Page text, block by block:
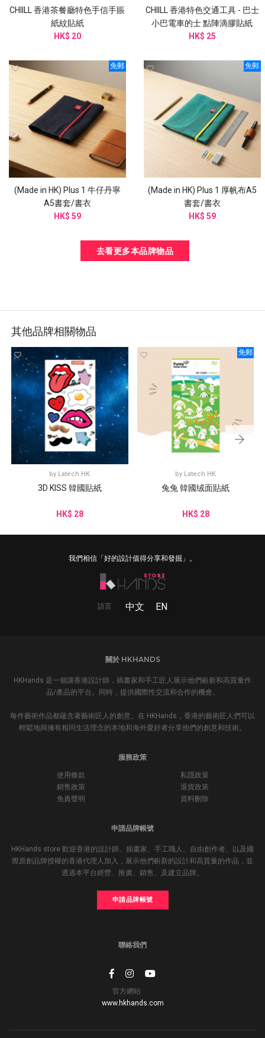
CHIILL 香港茶餐廳特色手信手賬
紙紋貼紙
HK$ 20
CHIILL 香港特色交通工具 - 巴士
小巴電車的士 點陣滴膠貼紙
HK$ 25
免郵
(Made in HK) Plus 1 牛仔丹寧
A5書套/書衣
HK$ 59
免郵
(Made in HK) Plus 1 厚帆布A5
書套/書衣
HK$ 59
去看更多本品牌物品
其他品牌相關物品
by Latech HK
3D KISS 韓國貼紙
HK$ 28
免郵
by Latech HK
兔兔 韓國绒面貼紙
HK$ 28
我們相信「好的設計值得分享和發掘」。
語言 中文 EN
關於 HKHANDS
HKHands 是一個讓香港設計師，插畫家和手工匠人展示他們嶄新和高質量作
品/產品的平台。同時，提供國際性交流和合作的機會。
每件藝術作品都蘊含著藝術匠人的創意。在 HKHands，香港的藝術匠人們可以
輕鬆地與擁有相同生活理念的本地和海外愛好者分享他們的創意和技術。
服務政策
使用條款
私隱政策
銷售政策
退貨政策
免責聲明
資料刪除
申請品牌帳號
HKHands store 歡迎香港的設計師、插畫家、手工職人、自由創作者、以及國
際原創品牌授權的香港代理人加入，展示他們嶄新的設計和高質量的作品，並
透過本平台經營、推廣、銷售、及建立品牌。
申請品牌帳號
聯絡我們
官方網站
www.hkhands.com